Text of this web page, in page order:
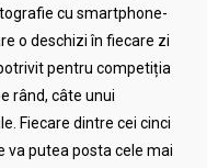
cu smartphone-
o deschizi în fiecare zi
pentru competiția
rând, câte unui
Fiecare dintre cei cinci
va putea posta cele mai